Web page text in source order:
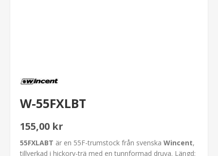
W-55FXLBT
155,00 kr
55FXLABT är en 55F-trumstock från svenska Wincent,
tillverkad i hickory-trä med en tunnformad druva. Längd: